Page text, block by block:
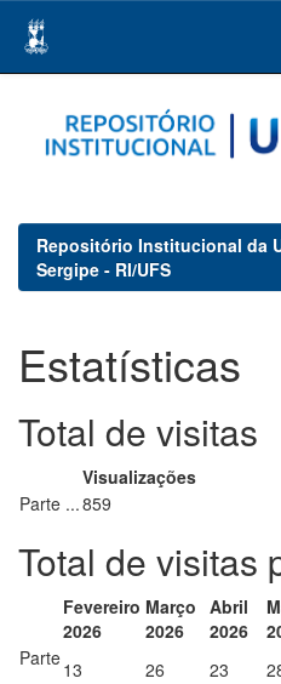
navigation
Repositório Institucional da
Sergipe - RI/UFS
Estatísticas
Total de visitas
Visualizações
Parte ...859
Total de visitas
Fevereiro
2026
Março
2026
Abril
2026
Parte13 26 23